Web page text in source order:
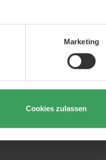
Marketing
Cookies zulassen
webshop@beautycos.de
- 16.00